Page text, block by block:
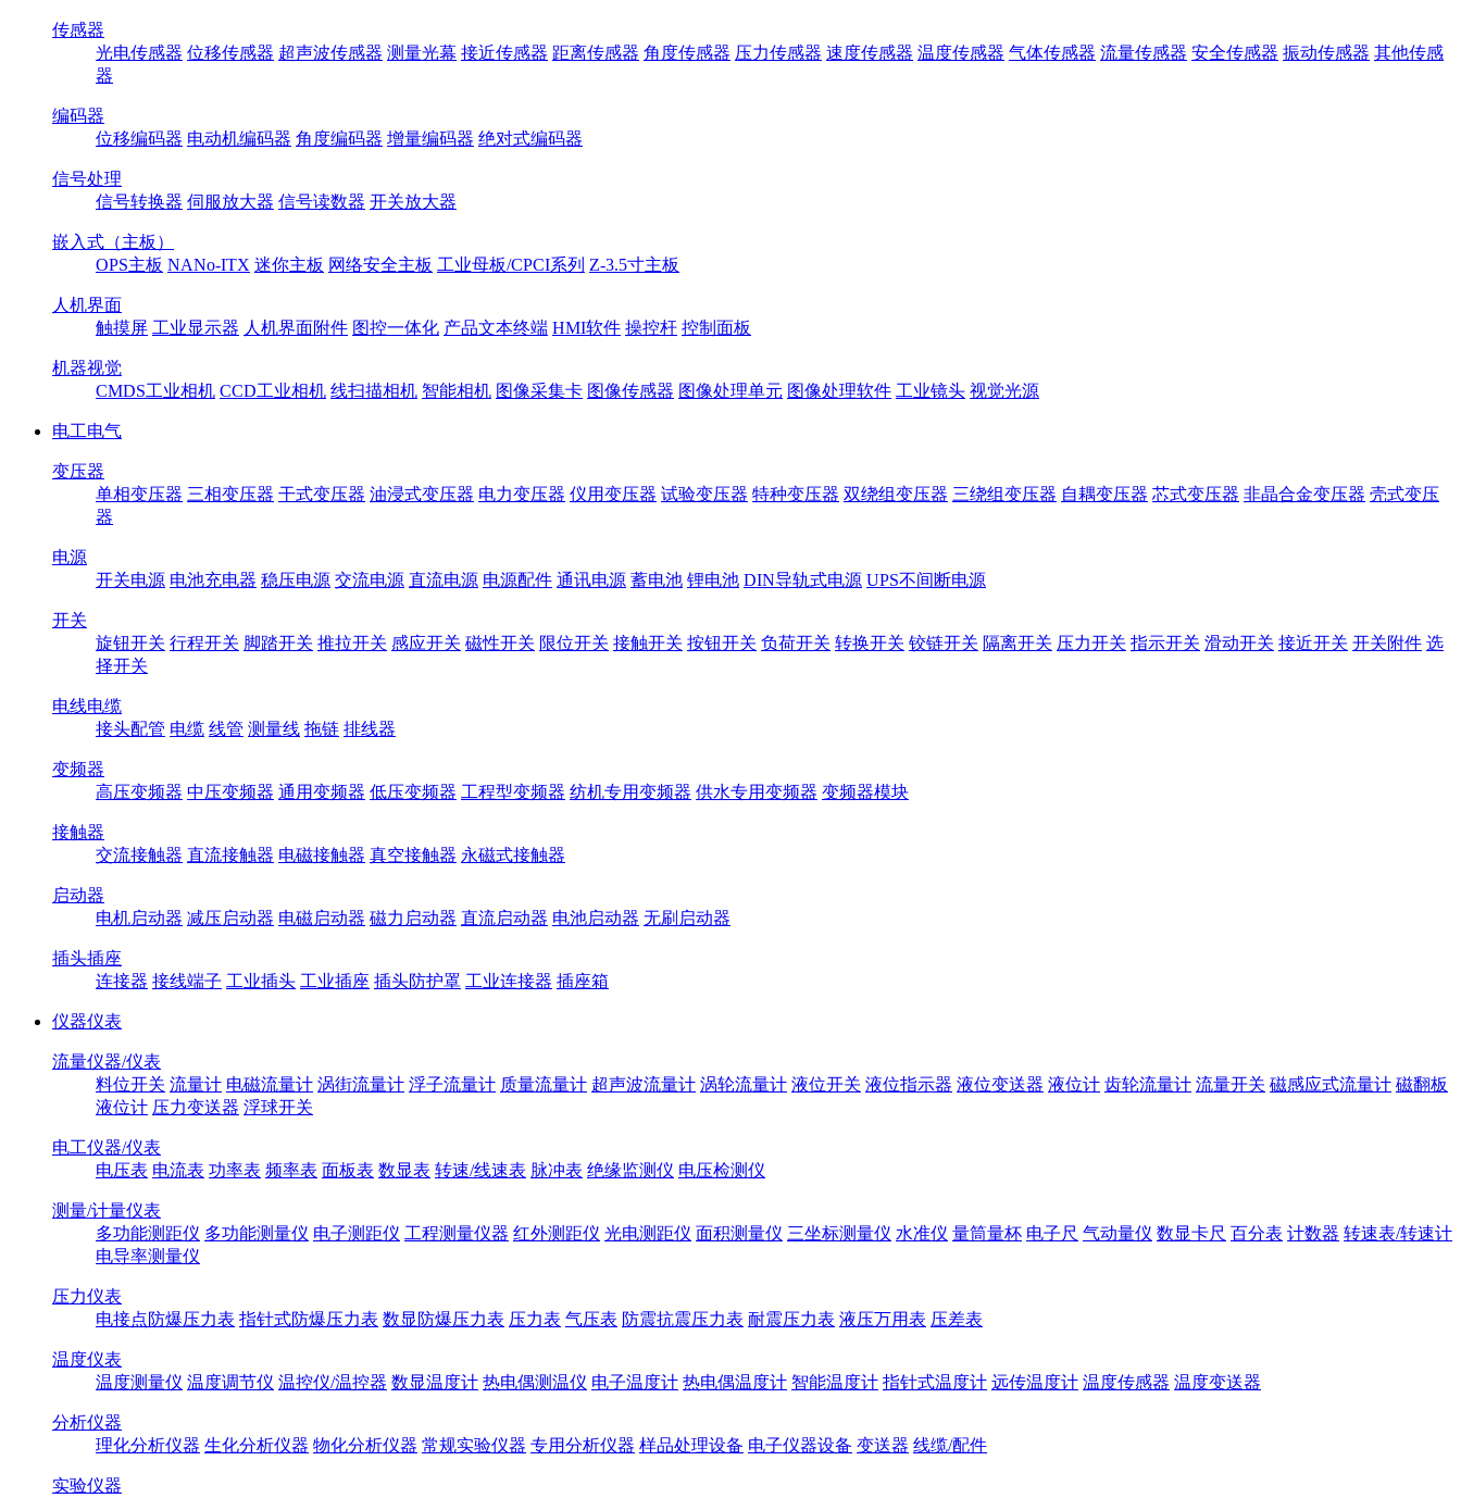
传感器
光电传感器 位移传感器 超声波传感器 测量光幕 接近传感器 距离传感器 角度传感器 压力传感器 速度传感器 温度传感器 气体传感器 流量传感器 安全传感器 振动传感器 其他传感
器
编码器
位移编码器 电动机编码器 角度编码器 增量编码器 绝对式编码器
信号处理
信号转换器 伺服放大器 信号读数器 开关放大器
嵌入式（主板）
OPS主板 NANo-ITX 迷你主板 网络安全主板 工业母板/CPCI系列 Z-3.5寸主板
人机界面
触摸屏 工业显示器 人机界面附件 图控一体化 产品文本终端 HMI软件 操控杆 控制面板
机器视觉
CMDS工业相机 CCD工业相机 线扫描相机 智能相机 图像采集卡 图像传感器 图像处理单元 图像处理软件 工业镜头 视觉光源
电工电气
变压器
单相变压器 三相变压器 干式变压器 油浸式变压器 电力变压器 仪用变压器 试验变压器 特种变压器 双绕组变压器 三绕组变压器 自耦变压器 芯式变压器 非晶合金变压器 壳式变压
器
电源
开关电源 电池充电器 稳压电源 交流电源 直流电源 电源配件 通讯电源 蓄电池 锂电池 DIN导轨式电源 UPS不间断电源
开关
旋钮开关 行程开关 脚踏开关 推拉开关 感应开关 磁性开关 限位开关 接触开关 按钮开关 负荷开关 转换开关 铰链开关 隔离开关 压力开关 指示开关 滑动开关 接近开关 开关附件 选
择开关
电线电缆
接头配管 电缆 线管 测量线 拖链 排线器
变频器
高压变频器 中压变频器 通用变频器 低压变频器 工程型变频器 纺机专用变频器 供水专用变频器 变频器模块
接触器
交流接触器 直流接触器 电磁接触器 真空接触器 永磁式接触器
启动器
电机启动器 减压启动器 电磁启动器 磁力启动器 直流启动器 电池启动器 无刷启动器
插头插座
连接器 接线端子 工业插头 工业插座 插头防护罩 工业连接器 插座箱
仪器仪表
流量仪器/仪表
料位开关 流量计 电磁流量计 涡街流量计 浮子流量计 质量流量计 超声波流量计 涡轮流量计 液位开关 液位指示器 液位变送器 液位计 齿轮流量计 流量开关 磁感应式流量计 磁翻板
液位计 压力变送器 浮球开关
电工仪器/仪表
电压表 电流表 功率表 频率表 面板表 数显表 转速/线速表 脉冲表 绝缘监测仪 电压检测仪
测量/计量仪表
多功能测距仪 多功能测量仪 电子测距仪 工程测量仪器 红外测距仪 光电测距仪 面积测量仪 三坐标测量仪 水准仪 量筒量杯 电子尺 气动量仪 数显卡尺 百分表 计数器 转速表/转速计
电导率测量仪
压力仪表
电接点防爆压力表 指针式防爆压力表 数显防爆压力表 压力表 气压表 防震抗震压力表 耐震压力表 液压万用表 压差表
温度仪表
温度测量仪 温度调节仪 温控仪/温控器 数显温度计 热电偶测温仪 电子温度计 热电偶温度计 智能温度计 指针式温度计 远传温度计 温度传感器 温度变送器
分析仪器
理化分析仪器 生化分析仪器 物化分析仪器 常规实验仪器 专用分析仪器 样品处理设备 电子仪器设备 变送器 线缆/配件
实验仪器